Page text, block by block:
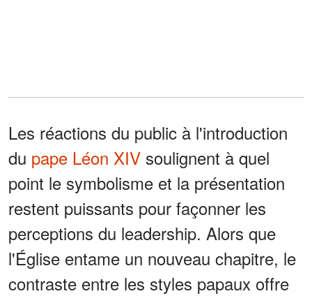
Les réactions du public à l'introduction
du pape Léon XIV soulignent à quel
point le symbolisme et la présentation
restent puissants pour façonner les
perceptions du leadership. Alors que
l'Église entame un nouveau chapitre, le
contraste entre les styles papaux offre